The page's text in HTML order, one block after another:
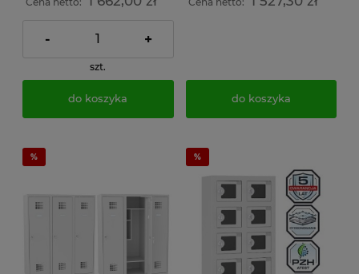
- +
szt.
do koszyka do koszyka